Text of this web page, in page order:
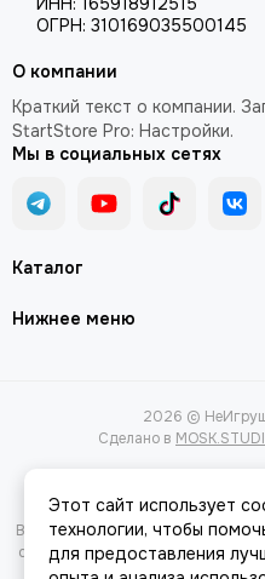
ОГРН: 310169035500145
Каталог
Нижнее меню
О компании
Краткий текст о компании.
StartStore Pro: Настройки.
Мы в социальных сетях
2026 ©
Сделано в
Вся представленная на сайте
стоимости товаров и услуг,
каких условиях не является
Этот сайт использует
технологии, чтобы
для предоставления